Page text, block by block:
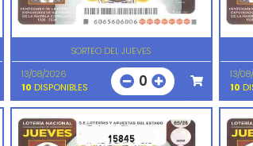
SORTEO DEL JUEVES
13/08/2026
10 DISPONIBLES 0
13/
10
15845